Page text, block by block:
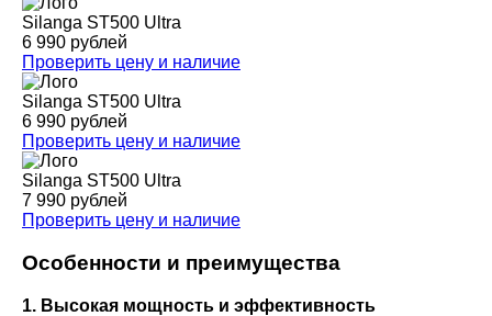
Silanga ST500 Ultra
6 990 рублей
Проверить цену и наличие
Silanga ST500 Ultra
6 990 рублей
Проверить цену и наличие
Silanga ST500 Ultra
7 990 рублей
Проверить цену и наличие
Особенности и преимущества
1. Высокая мощность и эффективность